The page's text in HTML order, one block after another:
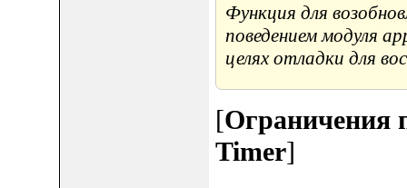
Функция для
поведением модуля
целях отладки для
[Ограничения
Timer]